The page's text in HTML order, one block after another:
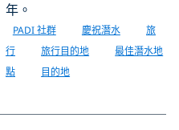
年。
PADI 社群 慶祝潛水
旅
行
旅行目的地
最佳潛水地
點
目的地